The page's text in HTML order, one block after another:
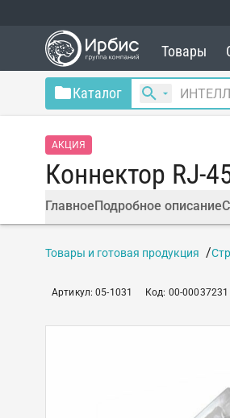
Товары
Каталог
АКЦИЯ
Коннектор RJ-
ГлавноеПодробное описание
Товары и готовая продукция
Артикул:05-1031 Код: 00-00037231